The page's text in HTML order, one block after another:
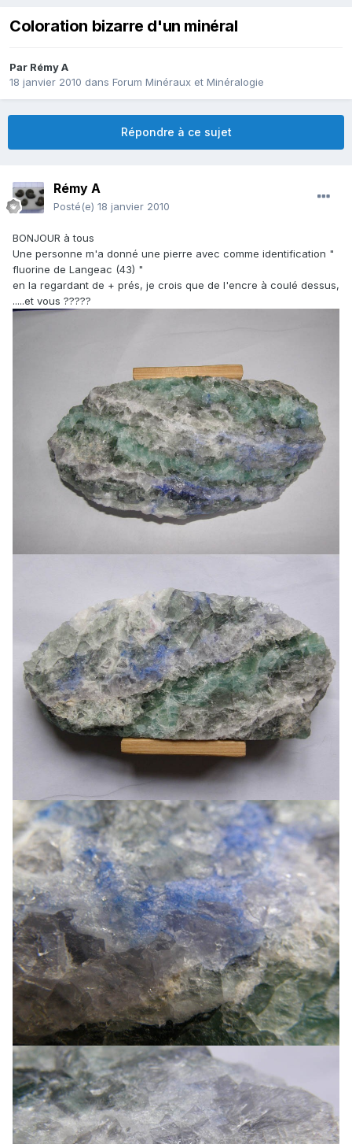
Coloration bizarre d'un minéral
Par Rémy A
18 janvier 2010 dans Forum Minéraux et Minéralogie
Répondre à ce sujet
Rémy A
Posté(e) 18 janvier 2010
BONJOUR à tous
Une personne m'a donné une pierre avec comme identification "
fluorine de Langeac (43) "
en la regardant de + prés, je crois que de l'encre à coulé dessus,
.....et vous ?????